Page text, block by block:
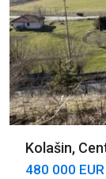
Kolašin,
480 000 EUR